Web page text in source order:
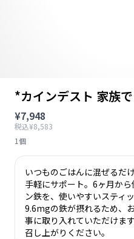
*カインデスト 家族
¥7,948
税込¥8,583
1個
いつものごはんに混ぜるだ
手軽にサポート。6ヶ月か
ン鉄を、使いやすいスティ
9.6mgの鉄が摂れるため、
事に取り入れていただけま
召し上がりください。